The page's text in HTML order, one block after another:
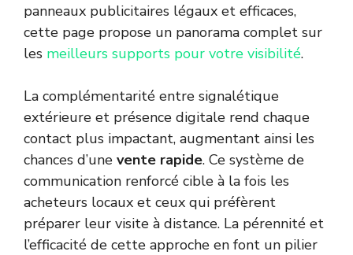
panneaux publicitaires légaux et efficaces,
cette page propose un panorama complet sur
les meilleurs supports pour votre visibilité.
La complémentarité entre signalétique
extérieure et présence digitale rend chaque
contact plus impactant, augmentant ainsi les
chances d’une vente rapide. Ce système de
communication renforcé cible à la fois les
acheteurs locaux et ceux qui préfèrent
préparer leur visite à distance. La pérennité et
l’efficacité de cette approche en font un pilier